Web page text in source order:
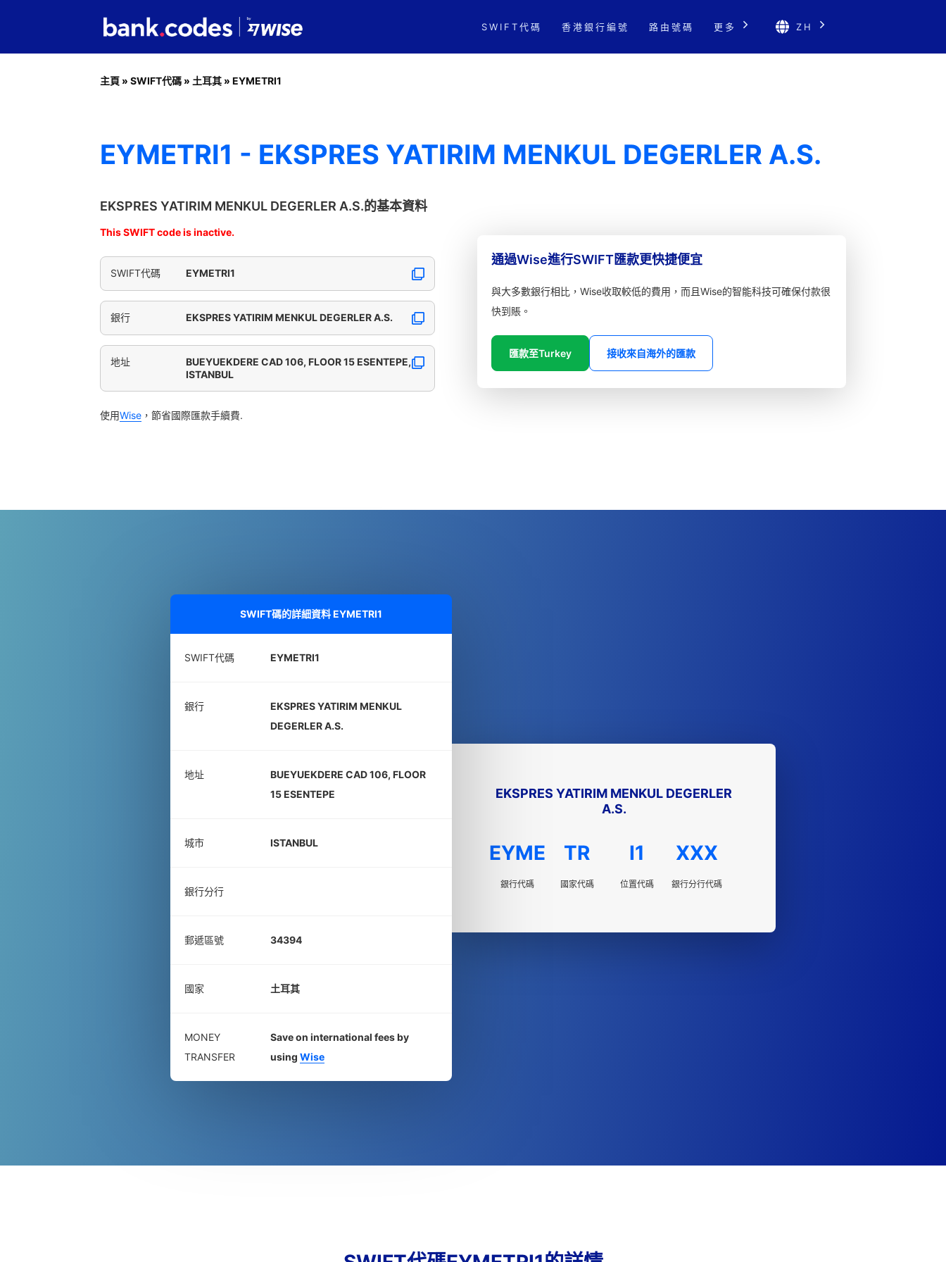
SWIFT代碼 香港銀行編號 路由號碼 更多 ZH
主頁 » SWIFT代碼 » 土耳其 » EYMETRI1
EYMETRI1 - EKSPRES YATIRIM MENKUL DEGERLER A.S.
EKSPRES YATIRIM MENKUL DEGERLER A.S.的基本資料
This SWIFT code is inactive.
SWIFT代碼 EYMETRI1
銀行 EKSPRES YATIRIM MENKUL DEGERLER A.S.
地址
BUEYUEKDERE CAD 106, FLOOR 15 ESENTEPE,
ISTANBUL
使用Wise ，節省國際匯款手續費.
通過Wise進行SWIFT匯款更快捷便宜
與大多數銀行相比，Wise收取較低的費用，而且Wise的智能科技可確保付款很
快到賬。
匯款至Turkey 接收來自海外的匯款
SWIFT碼的詳細資料EYMETRI1
SWIFT代碼 EYMETRI1
銀行
EKSPRES YATIRIM MENKUL
DEGERLER A.S.
地址
BUEYUEKDERE CAD 106, FLOOR
15 ESENTEPE
城市 ISTANBUL
銀行分行
郵遞區號 34394
國家 土耳其
MONEY
TRANSFER
Save on international fees by
using Wise
EKSPRES YATIRIM MENKUL DEGERLER
A.S.
EYME
銀行代碼
TR
國家代碼
I1
位置代碼
XXX
銀行分行代碼